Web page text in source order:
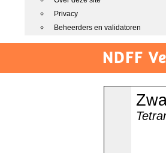
Privacy
Beheerders en validatoren
NDFF